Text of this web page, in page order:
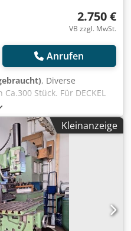
2.750 €
VB zzgl. MwSt.
Anrufen
, Diverse
Stück. Für DECKEL
Crjdpjhvz Iijfx Apmjf
Kleinanzeige